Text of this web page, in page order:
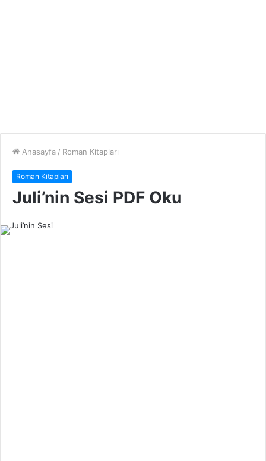
Anasayfa / Roman Kitapları
Roman Kitapları
Juli’nin Sesi PDF Oku